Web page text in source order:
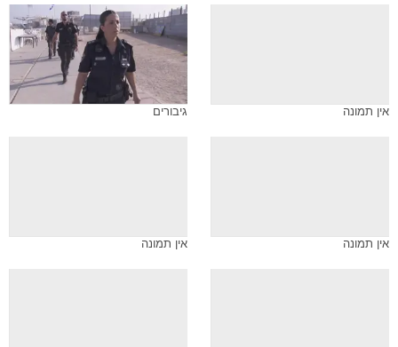
אין תמונה גיבורים
אין תמונה אין תמונה